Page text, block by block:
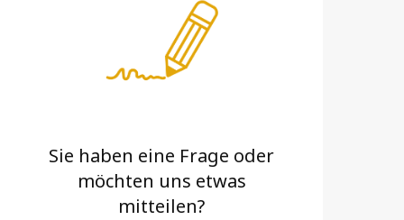
Sie haben eine Frage oder
möchten uns etwas
mitteilen?